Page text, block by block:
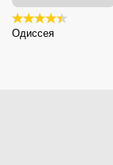
Одиссея